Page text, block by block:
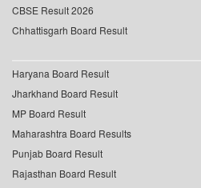
CBSE Result 2026
Chhattisgarh Board Result
Haryana Board Result
Jharkhand Board Result
MP Board Result
Maharashtra Board Results
Punjab Board Result
Rajasthan Board Result